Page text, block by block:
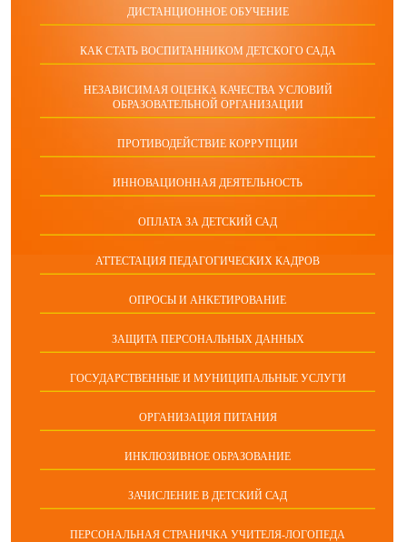
ДИСТАНЦИОННОЕ ОБУЧЕНИЕ
КАК СТАТЬ ВОСПИТАННИКОМ ДЕТСКОГО САДА
НЕЗАВИСИМАЯ ОЦЕНКА КАЧЕСТВА УСЛОВИЙ
ОБРАЗОВАТЕЛЬНОЙ ОРГАНИЗАЦИИ
ПРОТИВОДЕЙСТВИЕ КОРРУПЦИИ
ИННОВАЦИОННАЯ ДЕЯТЕЛЬНОСТЬ
ОПЛАТА ЗА ДЕТСКИЙ САД
АТТЕСТАЦИЯ ПЕДАГОГИЧЕСКИХ КАДРОВ
ОПРОСЫ И АНКЕТИРОВАНИЕ
ЗАЩИТА ПЕРСОНАЛЬНЫХ ДАННЫХ
ГОСУДАРСТВЕННЫЕ И МУНИЦИПАЛЬНЫЕ УСЛУГИ
ОРГАНИЗАЦИЯ ПИТАНИЯ
ИНКЛЮЗИВНОЕ ОБРАЗОВАНИЕ
ЗАЧИСЛЕНИЕ В ДЕТСКИЙ САД
ПЕРСОНАЛЬНАЯ СТРАНИЧКА УЧИТЕЛЯ-ЛОГОПЕДА